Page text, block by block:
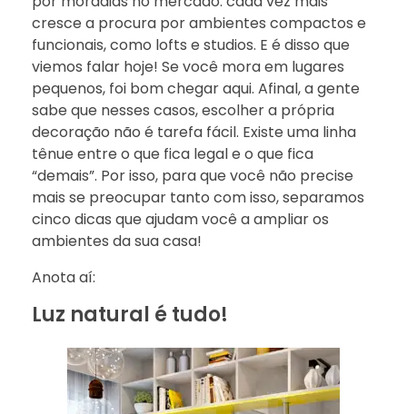
cresce a procura por ambientes compactos e
funcionais, como lofts e studios. E é disso que
viemos falar hoje! Se você mora em lugares
pequenos, foi bom chegar aqui. Afinal, a gente
sabe que nesses casos, escolher a própria
decoração não é tarefa fácil. Existe uma linha
tênue entre o que fica legal e o que fica
“demais”. Por isso, para que você não precise
mais se preocupar tanto com isso, separamos
cinco dicas que ajudam você a ampliar os
ambientes da sua casa!
Anota aí:
Luz natural é tudo!